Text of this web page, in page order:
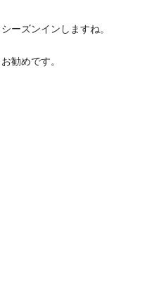
ーズンインしますね。
勧めです。